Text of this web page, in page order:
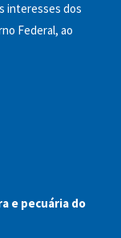
interesses dos
Federal, ao
e pecuária do